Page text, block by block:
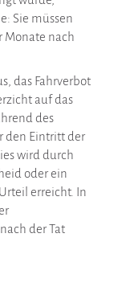
Sie müssen
Monate nach
das Fahrverbot
auf das
des
den Eintritt der
wird durch
oder ein
erreicht. In
der Tat